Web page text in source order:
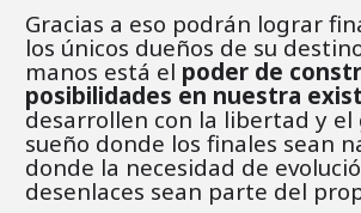
Gracias a eso podrán lograr
los únicos dueños de su
manos está el poder de
posibilidades en nuestra
desarrollen con la libertad y el
sueño donde los finales sean
donde la necesidad de
desenlaces sean parte del